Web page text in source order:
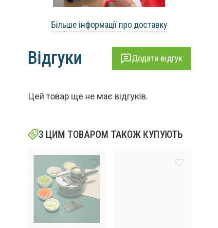
Більше інформації про доставку
Відгуки Додати відгук
Цей товар ще не має відгуків.
З ЦИМ ТОВАРОМ ТАКОЖ КУПУЮТЬ